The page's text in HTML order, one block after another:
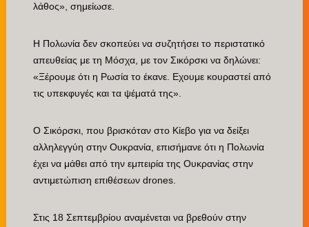
λάθος», σημείωσε.
Η Πολωνία δεν σκοπεύει να συζητήσει το περιστατικό
απευθείας με τη Μόσχα, με τον Σικόρσκι να δηλώνει:
«Ξέρουμε ότι η Ρωσία το έκανε. Εχουμε κουραστεί από
τις υπεκφυγές και τα ψέματά της».
Ο Σικόρσκι, που βρισκόταν στο Κίεβο για να δείξει
αλληλεγγύη στην Ουκρανία, επισήμανε ότι η Πολωνία
έχει να μάθει από την εμπειρία της Ουκρανίας στην
αντιμετώπιση επιθέσεων drones.
Στις 18 Σεπτεμβρίου αναμένεται να βρεθούν στην